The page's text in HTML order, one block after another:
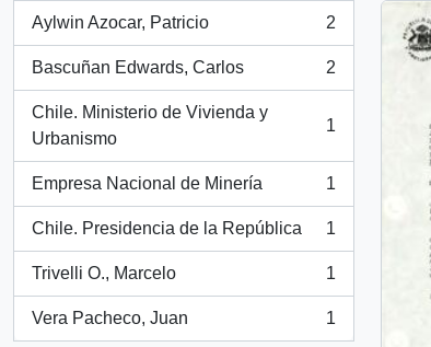
Aylwin Azocar, Patricio
, 2 resultados
2
Bascuñan Edwards, Carlos
, 2 resultados
2
Chile. Ministerio de Vivienda y
Urbanismo
, 1 resultados
1
Empresa Nacional de Minería
, 1 resultados
1
Chile. Presidencia de la República
, 1 resultados
1
Trivelli O., Marcelo
, 1 resultados
1
Vera Pacheco, Juan
, 1 resultados
1